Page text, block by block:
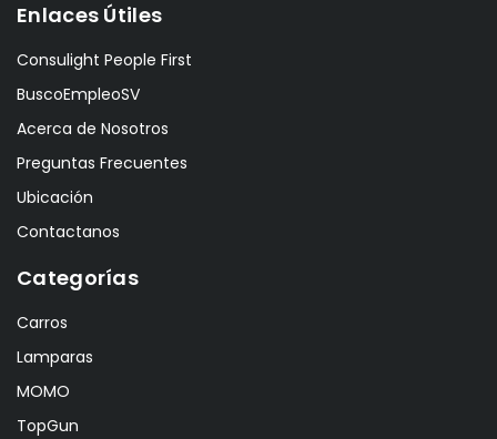
Enlaces Útiles
Consulight People First
BuscoEmpleoSV
Acerca de Nosotros
Preguntas Frecuentes
Ubicación
Contactanos
Categorías
Carros
Lamparas
MOMO
TopGun